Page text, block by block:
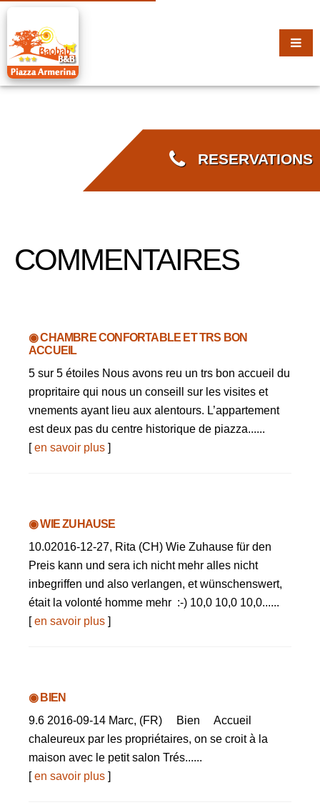
RESERVATIONS
COMMENTAIRES
◉ CHAMBRE CONFORTABLE ET TRS BON
ACCUEIL
5 sur 5 étoiles Nous avons reu un trs bon accueil du
propritaire qui nous un conseill sur les visites et
vnements ayant lieu aux alentours. L’appartement
est deux pas du centre historique de piazza......
[en savoir plus ]
◉ WIE ZUHAUSE
10.02016-12-27, Rita (CH) Wie Zuhause für den
Preis kann und sera ich nicht mehr alles nicht
inbegriffen und also verlangen, et wünschenswert,
était la volonté homme mehr :-) 10,0 10,0 10,0......
[en savoir plus ]
◉ BIEN
9.6 2016-09-14 Marc, (FR) Bien Accueil
chaleureux par les propriétaires, on se croit à la
maison avec le petit salon Trés......
[en savoir plus ]